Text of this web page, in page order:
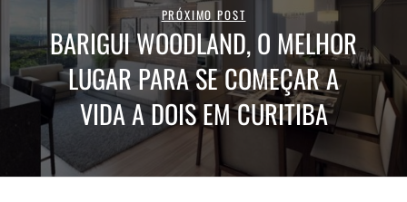
PRÓXIMO POST
BARIGUI WOODLAND, O MELHOR
LUGAR PARA SE COMEÇAR A
VIDA A DOIS EM CURITIBA